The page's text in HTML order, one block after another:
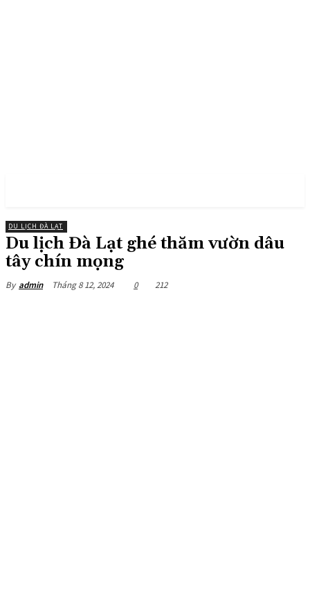
DU LỊCH ĐÀ LẠT
Du lịch Đà Lạt ghé thăm vườn dâu
tây chín mọng
By admin Tháng 8 12, 2024 0 212